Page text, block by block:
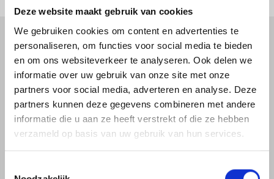
Deze website maakt gebruik van cookies
We gebruiken cookies om content en advertenties te
personaliseren, om functies voor social media te bieden
en om ons websiteverkeer te analyseren. Ook delen we
informatie over uw gebruik van onze site met onze
partners voor social media, adverteren en analyse. Deze
partners kunnen deze gegevens combineren met andere
informatie die u aan ze heeft verstrekt of die ze hebben
verzameld op basis van uw gebruik van hun services.
map Veensesteeg 8, 4264 KG Veen
phone_enabled +31 416 75 02 55
mail info@redfoxepdm.nl